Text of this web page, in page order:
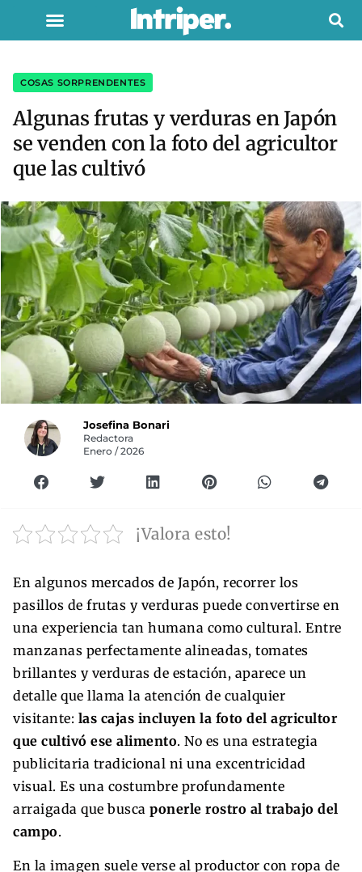
COSAS SORPRENDENTES
Algunas frutas y verduras en Japón
se venden con la foto del agricultor
que las cultivó
Josefina Bonari
Redactora
Enero / 2026
¡Valora esto!
En algunos mercados de Japón, recorrer los
pasillos de frutas y verduras puede convertirse en
una experiencia tan humana como cultural. Entre
manzanas perfectamente alineadas, tomates
brillantes y verduras de estación, aparece un
detalle que llama la atención de cualquier
visitante: las cajas incluyen la foto del agricultor
que cultivó ese alimento. No es una estrategia
publicitaria tradicional ni una excentricidad
visual. Es una costumbre profundamente
arraigada que busca ponerle rostro al trabajo del
campo.
En la imagen suele verse al productor con ropa de